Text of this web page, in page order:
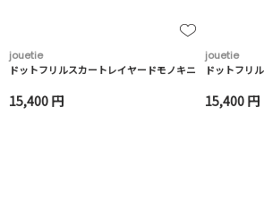
jouetie
ドットフリルスカートレイヤードモノキニ
15,400 円
jouetie
ドットフリ
15,400 円